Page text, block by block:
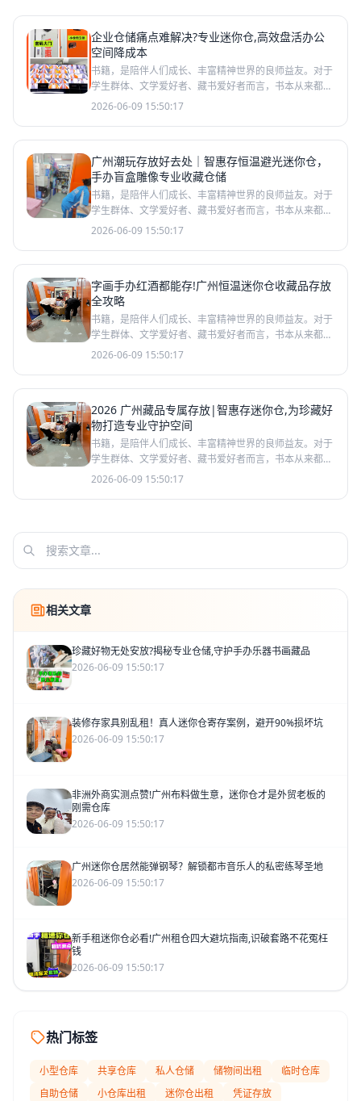
企业仓储痛点难解决?专业迷你仓,高效盘活办公
空间降成本
书籍，是陪伴人们成长、丰富精神世界的良师益友。对于
学生群体、文学爱好者、藏书爱好者而言，书本从来都不
只是简单的纸品读物，更是承载知识、回忆与热爱的珍贵
2026-06-09 15:50:17
广州潮玩存放好去处｜智惠存恒温避光迷你仓，
手办盲盒雕像专业收藏仓储
书籍，是陪伴人们成长、丰富精神世界的良师益友。对于
学生群体、文学爱好者、藏书爱好者而言，书本从来都不
只是简单的纸品读物，更是承载知识、回忆与热爱的珍贵
2026-06-09 15:50:17
字画手办红酒都能存!广州恒温迷你仓收藏品存放
全攻略
书籍，是陪伴人们成长、丰富精神世界的良师益友。对于
学生群体、文学爱好者、藏书爱好者而言，书本从来都不
只是简单的纸品读物，更是承载知识、回忆与热爱的珍贵
2026-06-09 15:50:17
2026 广州藏品专属存放|智惠存迷你仓,为珍藏好
物打造专业守护空间
书籍，是陪伴人们成长、丰富精神世界的良师益友。对于
学生群体、文学爱好者、藏书爱好者而言，书本从来都不
只是简单的纸品读物，更是承载知识、回忆与热爱的珍贵
2026-06-09 15:50:17
相关文章
珍藏好物无处安放?揭秘专业仓储,守护手办乐器书画藏品
2026-06-09 15:50:17
装修存家具别乱租！真人迷你仓寄存案例，避开90%损坏坑
2026-06-09 15:50:17
非洲外商实测点赞!广州布料做生意，迷你仓才是外贸老板的
刚需仓库
2026-06-09 15:50:17
广州迷你仓居然能弹钢琴？解锁都市音乐人的私密练琴圣地
2026-06-09 15:50:17
新手租迷你仓必看!广州租仓四大避坑指南,识破套路不花冤枉
钱
2026-06-09 15:50:17
热门标签
小型仓库 共享仓库 私人仓储 储物间出租
临时仓库
自助仓储
小仓库出租 迷你仓出租
凭证存放